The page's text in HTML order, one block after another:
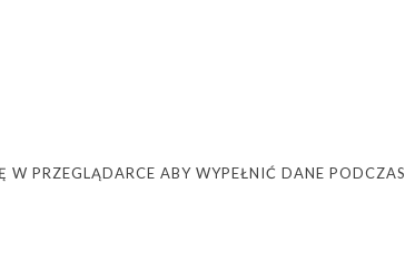
PRZEGLĄDARCE ABY WYPEŁNIĆ DANE PODCZAS